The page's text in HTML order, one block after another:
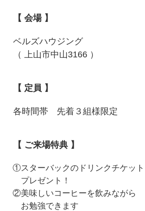
【 会場 】
ベルズハウジング
（ 上山市中山3166 ）
【 定員 】
各時間帯 先着３組様限定
【 ご来場特典 】
①スターバックのドリンクチケッ
プレゼント！
②美味しいコーヒーを飲みながら
お勉強できます